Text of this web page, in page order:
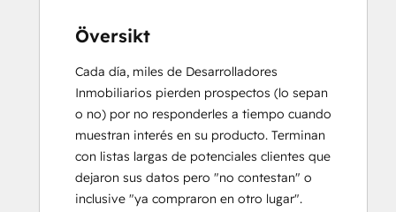
Översikt
Cada día, miles de Desarrolladores
Inmobiliarios pierden prospectos (lo sepan
o no) por no responderles a tiempo cuando
muestran interés en su producto. Terminan
con listas largas de potenciales clientes que
dejaron sus datos pero "no contestan" o
inclusive "ya compraron en otro lugar".